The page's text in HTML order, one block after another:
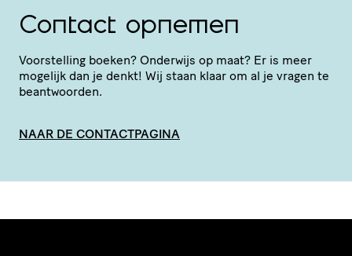
Contact opnemen
Voor­stel­ling boeken? Onderwijs op maat? Er is meer
mogelijk dan je denkt! Wij staan klaar om al je vragen te
beantwoorden.
NAAR DE CONTACTPAGINA